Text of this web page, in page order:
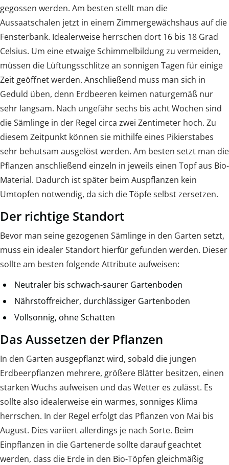
gegossen werden. Am besten stellt man die
Aussaatschalen jetzt in einem Zimmergewächshaus auf die
Fensterbank. Idealerweise herrschen dort 16 bis 18 Grad
Celsius. Um eine etwaige Schimmelbildung zu vermeiden,
müssen die Lüftungsschlitze an sonnigen Tagen für einige
Zeit geöffnet werden. Anschließend muss man sich in
Geduld üben, denn Erdbeeren keimen naturgemäß nur
sehr langsam. Nach ungefähr sechs bis acht Wochen sind
die Sämlinge in der Regel circa zwei Zentimeter hoch. Zu
diesem Zeitpunkt können sie mithilfe eines Pikierstabes
sehr behutsam ausgelöst werden. Am besten setzt man die
Pflanzen anschließend einzeln in jeweils einen Topf aus Bio-
Material. Dadurch ist später beim Auspflanzen kein
Umtopfen notwendig, da sich die Töpfe selbst zersetzen.
Der richtige Standort
Bevor man seine gezogenen Sämlinge in den Garten setzt,
muss ein idealer Standort hierfür gefunden werden. Dieser
sollte am besten folgende Attribute aufweisen:
Neutraler bis schwach-saurer Gartenboden
Nährstoffreicher, durchlässiger Gartenboden
Vollsonnig, ohne Schatten
Das Aussetzen der Pflanzen
In den Garten ausgepflanzt wird, sobald die jungen
Erdbeerpflanzen mehrere, größere Blätter besitzen, einen
starken Wuchs aufweisen und das Wetter es zulässt. Es
sollte also idealerweise ein warmes, sonniges Klima
herrschen. In der Regel erfolgt das Pflanzen von Mai bis
August. Dies variiert allerdings je nach Sorte. Beim
Einpflanzen in die Gartenerde sollte darauf geachtet
werden, dass die Erde in den Bio-Töpfen gleichmäßig